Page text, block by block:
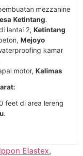
mezzanine
Ketintang.
lantai 2, Ketintang
Mejoyo
kamar
motor, Kalimas
feet di area lereng
.
Elastex,